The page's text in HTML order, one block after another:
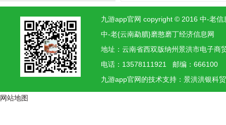
九游app官网 copyright © 2016 中-老
中-老{云南勐腊}磨憨磨丁经济信息网
地址：云南省西双版纳州景洪市电子
电话：13578111921 邮编：666100
九游app官网的技术支持：景洪洪银科
网站地图